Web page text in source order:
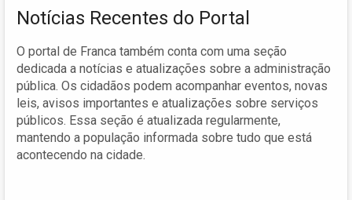
Notícias Recentes do Portal
O portal de Franca também conta com uma seção
dedicada a notícias e atualizações sobre a administração
pública. Os cidadãos podem acompanhar eventos, novas
leis, avisos importantes e atualizações sobre serviços
públicos. Essa seção é atualizada regularmente,
mantendo a população informada sobre tudo que está
acontecendo na cidade.